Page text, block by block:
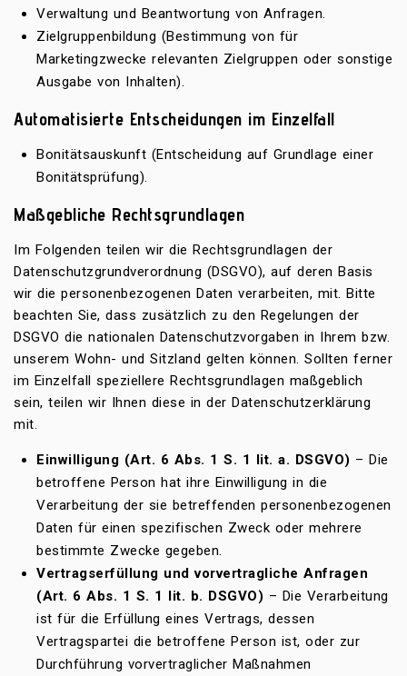
Verwaltung und Beantwortung von Anfragen.
Zielgruppenbildung (Bestimmung von für
Marketingzwecke relevanten Zielgruppen oder sonstige
Ausgabe von Inhalten).
Automatisierte Entscheidungen im Einzelfall
Bonitätsauskunft (Entscheidung auf Grundlage einer
Bonitätsprüfung).
Maßgebliche Rechtsgrundlagen
Im Folgenden teilen wir die Rechtsgrundlagen der
Datenschutzgrundverordnung (DSGVO), auf deren Basis
wir die personenbezogenen Daten verarbeiten, mit. Bitte
beachten Sie, dass zusätzlich zu den Regelungen der
DSGVO die nationalen Datenschutzvorgaben in Ihrem bzw.
unserem Wohn- und Sitzland gelten können. Sollten ferner
im Einzelfall speziellere Rechtsgrundlagen maßgeblich
sein, teilen wir Ihnen diese in der Datenschutzerklärung
mit.
Einwilligung (Art. 6 Abs. 1 S. 1 lit. a. DSGVO) – Die
betroffene Person hat ihre Einwilligung in die
Verarbeitung der sie betreffenden personenbezogenen
Daten für einen spezifischen Zweck oder mehrere
bestimmte Zwecke gegeben.
Vertragserfüllung und vorvertragliche Anfragen
(Art. 6 Abs. 1 S. 1 lit. b. DSGVO) – Die Verarbeitung
ist für die Erfüllung eines Vertrags, dessen
Vertragspartei die betroffene Person ist, oder zur
Durchführung vorvertraglicher Maßnahmen